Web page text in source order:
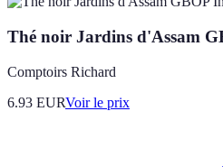
Thé noir Jardins d'Assam
Comptoirs Richard
6.93 EURVoir le prix